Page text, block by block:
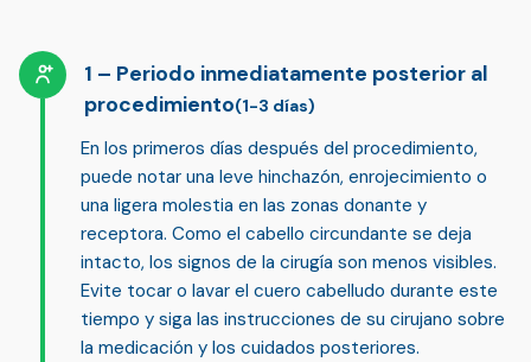
Periodo inmediatamente posterior al
procedimiento(1-3 días)
En los primeros días después del procedimiento,
puede notar una leve hinchazón, enrojecimiento o
una ligera molestia en las zonas donante y
receptora. Como el cabello circundante se deja
intacto, los signos de la cirugía son menos visibles.
Evite tocar o lavar el cuero cabelludo durante este
tiempo y siga las instrucciones de su cirujano sobre
la medicación y los cuidados posteriores.